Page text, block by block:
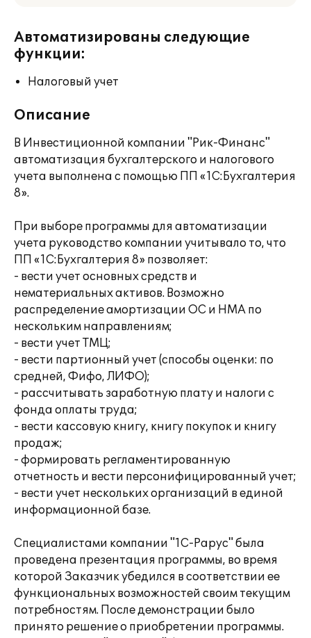
Автоматизированы следующие
функции:
Налоговый учет
Описание
В Инвестиционной компании "Рик-Финанс"
автоматизация бухгалтерского и налогового
учета выполнена с помощью ПП «1С:Бухгалтерия
8».
При выборе программы для автоматизации
учета руководство компании учитывало то, что
ПП «1С:Бухгалтерия 8» позволяет:
- вести учет основных средств и
нематериальных активов. Возможно
распределение амортизации ОС и НМА по
нескольким направлениям;
- вести учет ТМЦ;
- вести партионный учет (способы оценки: по
средней, Фифо, ЛИФО);
- рассчитывать заработную плату и налоги с
фонда оплаты труда;
- вести кассовую книгу, книгу покупок и книгу
продаж;
- формировать регламентированную
отчетность и вести персонифицированный учет;
- вести учет нескольких организаций в единой
информационной базе.
Специалистами компании "1С-Рарус" была
проведена презентация программы, во время
которой Заказчик убедился в соответствии ее
функциональных возможностей своим текущим
потребностям. После демонстрации было
принято решение о приобретении программы.